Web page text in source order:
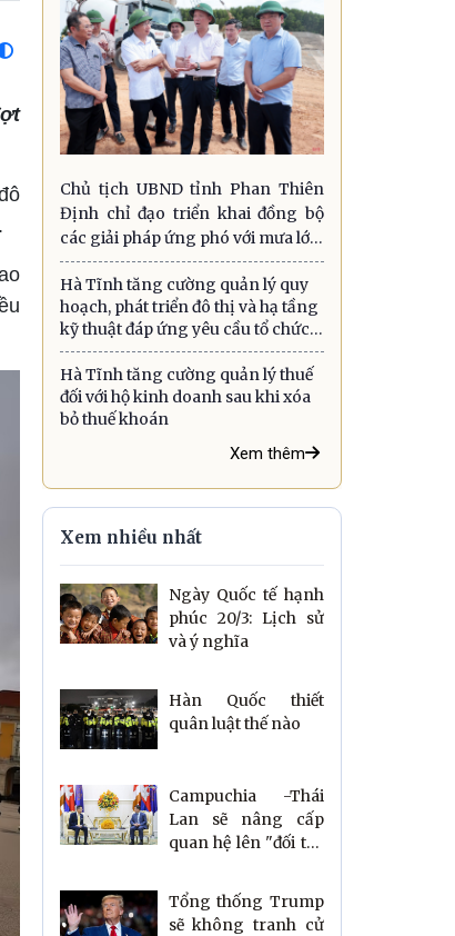
Chủ tịch UBND tỉnh Phan Thiên
Định chỉ đạo triển khai đồng bộ
các giải pháp ứng phó với mưa lớn,
lũ quét, sạt lở đất và gió mạnh trên
biển
Hà Tĩnh tăng cường quản lý quy
hoạch, phát triển đô thị và hạ tầng
kỹ thuật đáp ứng yêu cầu tổ chức
chính quyền địa phương hai cấp
Hà Tĩnh tăng cường quản lý thuế
đối với hộ kinh doanh sau khi xóa
bỏ thuế khoán
Xem thêm
Xem nhiều nhất
Ngày Quốc tế hạnh
phúc 20/3: Lịch sử
và ý nghĩa
Hàn Quốc thiết
quân luật thế nào
Campuchia -Thái
Lan sẽ nâng cấp
quan hệ lên "đối tác
Tổng thống Trump
sẽ không tranh cử